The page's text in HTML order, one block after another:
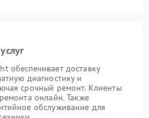
обеспечивает доставку
диагностику и
срочный ремонт. Клиенты
онлайн. Также
обслуживание для